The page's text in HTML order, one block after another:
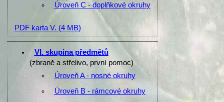
Úroveň C - doplňkové okruhy
PDF karta V. (4 MB)
VI. skupina předmětů
(zbraně a střelivo, první pomoc)
Úroveň A - nosné okruhy
Úroveň B - rámcové okruhy